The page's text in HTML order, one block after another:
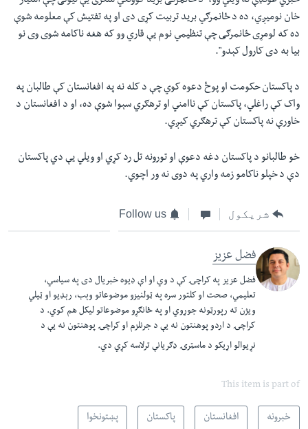
خان نوميږي، ده د ځانمرګي برید تربيت کړی دی او په تفتيش کې معلومه شوې
ده که لومړی ځانمرګی چې تنظيمي نوم یې قاري وو که هغه ناکامه شوی وی نو
بيا به دی کارول کېدو".
د پاکستان حکومت او پوځ دعوه کوي چې د کله نه په افغانستان کې طالبان په
واک کې راغلي، پاکستان کې ناامني او ترهګري سېوا شوې ده، او د افغانستان د
خاورې نه پاکستان کې ترهګري کيږي.
خو طالبانو د پاکستان دغه دعوې او تورونه تل رد کړي او ويلي یې دي پاکستان
دې د خپلو ناکامو زمه واري په دوی نه ور اچوي.
شریکول Follow us
فضل عزیز
فضل عزيز په کراچۍ کې د وي او اې ډيوه خبريال دی په سياسي،
تعليمي، صحت او کلتور سره په ټولنيزو موضوعاتو وېب، رېډيو او ټيلي
ويژن ته رپورټونه جوړوي او په ځانګړو موضوعاتو ليکل هم کوي. د
کراچۍ د اردو پوهنتون نه يې د جرنلزم او کراچۍ پوهنتون نه يې د
نړيوالو اړيکو د ماسټرۍ ډګريانې ترلاسه کړي دي.​
This item is part of
خبرونه افغانستان پاکستان پښتونخوا